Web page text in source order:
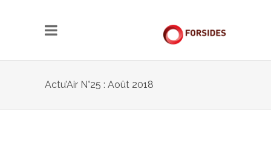
Actu’Air N°25 : Août 2018